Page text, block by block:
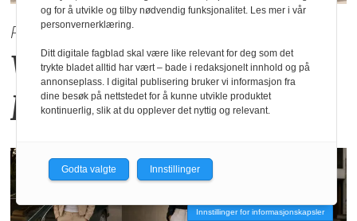
PRE AUTUMN 2026
Varme høsttonerfra
Haust Collection
Innstillinger for informasjonskapsler
og for å utvikle og tilby nødvendig funksjonalitet. Les mer i vår
personvernerklæring.
Ditt digitale fagblad skal være like relevant for deg som det
trykte bladet alltid har vært – bade i redaksjonelt innhold og på
annonseplass. I digital publisering bruker vi informasjon fra
dine besøk på nettstedet for å kunne utvikle produktet
kontinuerlig, slik at du opplever det nyttig og relevant.
Godta valgte Innstillinger